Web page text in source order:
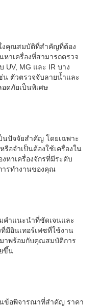
งคุณสมบัติที่สำคัญที่ต้อง
าเครื่องที่สามารถตรวจ
UV, MG และ IR บาง
น ตัวตรวจจับลายน้ำและ
ดภัยเป็นพิเศษ
นปัจจัยสำคัญ โดยเฉพาะ
อจำเป็นต้องใช้เครื่องใน
หาเครื่องจักรที่มีระดับ
ารทำงานของคุณ
คำแนะนำที่ชัดเจนและ
มีอินเทอร์เฟซที่ใช้งาน
มาพร้อมกับคุณสมบัติการ
ขึ้น
ข้อพิจารณาที่สำคัญ ราคา